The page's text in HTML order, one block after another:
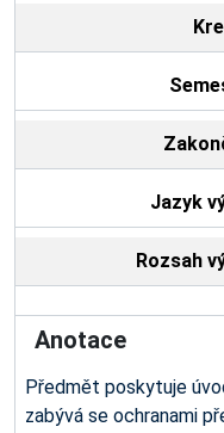
Jazyk
Rozsah
Anotace
Předmět poskytuje
zabývá se ochranami